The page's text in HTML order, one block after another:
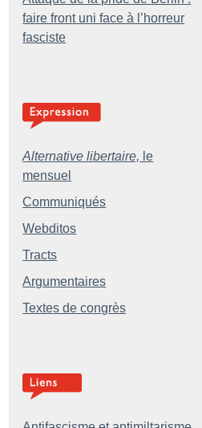
faire front uni face à l’horreur
fasciste
Alternative libertaire, le
mensuel
Communiqués
Webditos
Tracts
Argumentaires
Textes de congrès